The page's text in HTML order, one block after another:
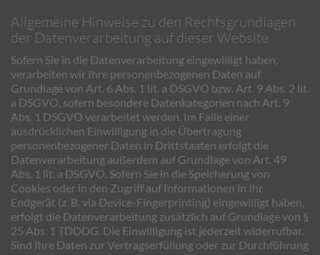
Allgemeine Hinweise zu den Rechtsgrundlagen
der Datenverarbeitung auf dieser Website
Sofern Sie in die Datenverarbeitung eingewilligt haben,
verarbeiten wir Ihre personenbezogenen Daten auf
Grundlage von Art. 6 Abs. 1 lit. a DSGVO bzw. Art. 9 Abs. 2 lit.
a DSGVO, sofern besondere Datenkategorien nach Art. 9
Abs. 1 DSGVO verarbeitet werden. Im Falle einer
ausdrücklichen Einwilligung in die Übertragung
personenbezogener Daten in Drittstaaten erfolgt die
Datenverarbeitung außerdem auf Grundlage von Art. 49
Abs. 1 lit. a DSGVO. Sofern Sie in die Speicherung von
Cookies oder in den Zugriff auf Informationen in Ihr
Endgerät (z. B. via Device-Fingerprinting) eingewilligt haben,
erfolgt die Datenverarbeitung zusätzlich auf Grundlage von §
25 Abs. 1 TDDDG. Die Einwilligung ist jederzeit widerrufbar.
Sind Ihre Daten zur Vertragserfüllung oder zur Durchführung